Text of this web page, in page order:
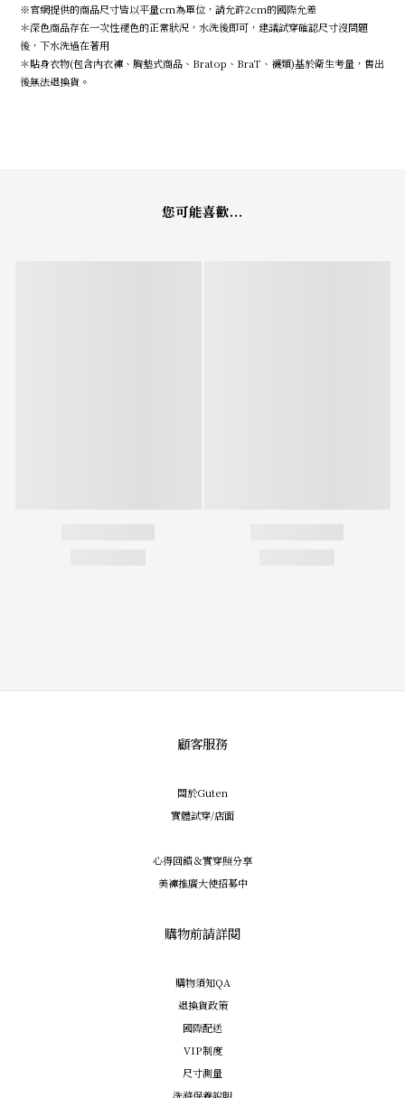
※官網提供的商品尺寸皆以平量cm為單位，請允許2cm的國際允差
＊深色商品存在一次性褪色的正常狀況，水洗後即可，建議試穿確認尺寸沒問題
後，下水洗過在著用
＊貼身衣物(包含內衣褲、胸墊式商品、Bratop、BraT、襪類)基於衛生考量，售出
後無法退換貨。
您可能喜歡...
顧客服務
關於Guten
實體試穿/店面
心得回饋＆實穿照分享
美褲推廣大使招募中
購物前請詳閱
購物須知QA
退換貨政策
國際配送
VIP制度
尺寸測量